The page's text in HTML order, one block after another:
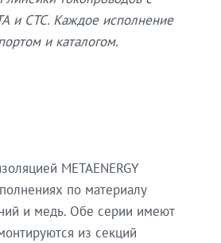
и СТС. Каждое исполнение
и каталогом.
METAENERGY
по материалу
и медь. Обе серии имеют
из секций